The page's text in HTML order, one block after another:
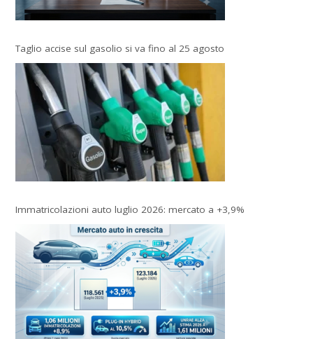
Taglio accise sul gasolio si va fino al 25 agosto
Immatricolazioni auto luglio 2026: mercato a +3,9%